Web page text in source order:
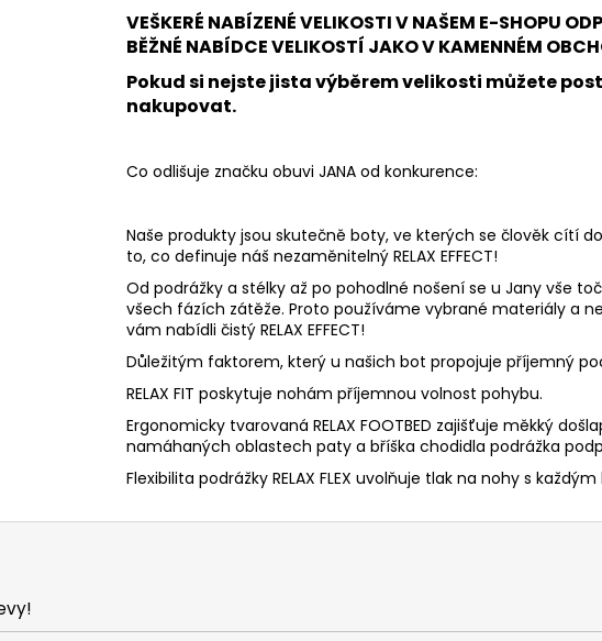
VEŠKERÉ NABÍZENÉ VELIKOSTI V NAŠEM E-SHOPU
BĚŽNÉ NABÍDCE VELIKOSTÍ JAKO V KAMENNÉM
Pokud si nejste jista výběrem velikosti můžete
nakupovat.
Co odlišuje značku obuvi JANA od konkurence:
Naše produkty jsou skutečně boty, ve kterých se člověk cítí
to, co definuje náš nezaměnitelný RELAX EFFECT!
Od podrážky a stélky až po pohodlné nošení se u Jany vše
všech fázích zátěže. Proto používáme vybrané materiály a
vám nabídli čistý RELAX EFFECT!
Důležitým faktorem, který u našich bot propojuje příjemný
RELAX FIT poskytuje nohám příjemnou volnost pohybu.
Ergonomicky tvarovaná RELAX FOOTBED zajišťuje měkký
namáhaných oblastech paty a bříška chodidla podrážka
Flexibilita podrážky RELAX FLEX uvolňuje tlak na nohy s